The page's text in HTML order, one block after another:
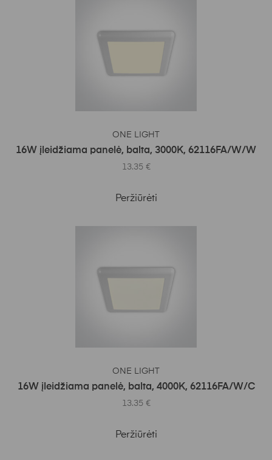
ONE LIGHT
16W įleidžiama panelė, balta, 3000K, 62116FA/W/W
13.35 €
Peržiūrėti
ONE LIGHT
16W įleidžiama panelė, balta, 4000K, 62116FA/W/C
13.35 €
Peržiūrėti